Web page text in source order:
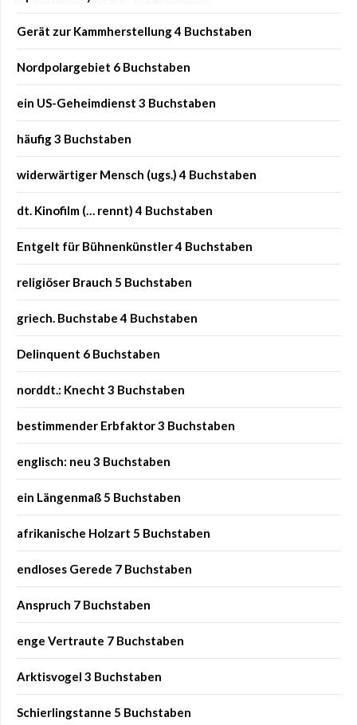
Gerät zur Kammherstellung 4 Buchstaben
Nordpolargebiet 6 Buchstaben
ein US-Geheimdienst 3 Buchstaben
häufig 3 Buchstaben
widerwärtiger Mensch (ugs.) 4 Buchstaben
dt. Kinofilm (… rennt) 4 Buchstaben
Entgelt für Bühnenkünstler 4 Buchstaben
religiöser Brauch 5 Buchstaben
griech. Buchstabe 4 Buchstaben
Delinquent 6 Buchstaben
norddt.: Knecht 3 Buchstaben
bestimmender Erbfaktor 3 Buchstaben
englisch: neu 3 Buchstaben
ein Längenmaß 5 Buchstaben
afrikanische Holzart 5 Buchstaben
endloses Gerede 7 Buchstaben
Anspruch 7 Buchstaben
enge Vertraute 7 Buchstaben
Arktisvogel 3 Buchstaben
Schierlingstanne 5 Buchstaben